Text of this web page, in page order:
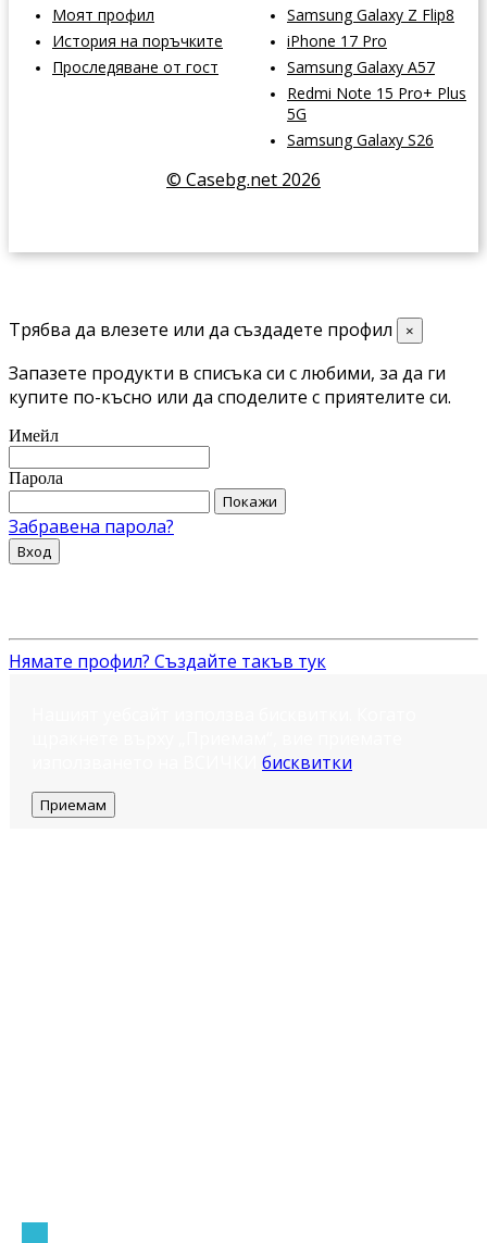
Моят профил
История на поръчките
Проследяване от гост
Samsung Galaxy Z Flip8
iPhone 17 Pro
Samsung Galaxy A57
Redmi Note 15 Pro+ Plus
5G
Samsung Galaxy S26
© Casebg.net 2026
Трябва да влезете или да създадете профил ×
Запазете продукти в списъка си с любими, за да ги
купите по-късно или да споделите с приятелите си.
Имейл
Парола
Покажи
Забравена парола?
Вход
Нямате профил? Създайте такъв тук
бисквитки
Приемам